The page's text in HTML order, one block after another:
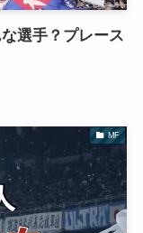
選手？プレース
MF